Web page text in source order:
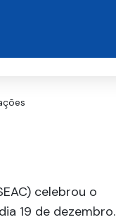
celebrou o
19 de dezembro.